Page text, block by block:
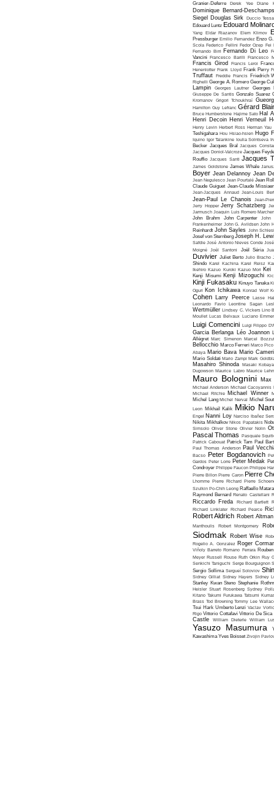
Granier-Deferre
Derek Yee Diane
Dominique Bernard-
Siegel
Douglas Sirk Duccio
Edouard Luntz Edouard
Yang Eldar Riazanov Elem Klimov
Pressburger Emilio Fernandez Enzo
Scola Federico Fellini Fedor Ozep Fei
Fernando Birri Fernando Di Leo
Vancini Francesco Barilli Francesco
Francis Girod Francis Leroi
Henenlotter Frank Lloyd Frank Perry
Truffaut Freddie Francis Friedrich
Righelli George A. Romero George
Lampin Georges Lautner
Georges
Giuseppe De Santis Gonzalo Suarez
Kromanov Grigori Tchoukhraï
Hamilton Guy Lefranc Gérard
Bruce Humberstone Hajime Sato Hal
Henri Decoin Henri Verneuil
Henry Levin Herbert Ross Herman Yau
Teshigahara Hou Hsiao-hsien Hugo
Iquino Igor Talankine Ioulia Solntseva
Becker Jacques Bral Jacques
Jacques Doniol-Valcroze Jacques
Rouffio Jacques Santi Jacques
James Goldstone James Whale
Boyer Jean Delannoy Jean
Jean Negulesco Jean Pourtalé Jean
Claude Guiguet Jean-Claude
Jean-Jacques Annaud Jean-Louis
Jean-Paul Le Chanois
Jean-
Jerry Hopper Jerry Schatzberg
Jarmusch Joaquin Luis Romero
John Brahm
John Carpenter
John
Frankenheimer John G. Avildsen John
Reinhardt John Sayles John
Josef von Sternberg Joseph H.
Safdie José Antonio Nieves Conde
Moigné Joël Santoni Joël Séria
Duvivier Juliet Berto Julio Bracho
Shindo Karel Kachina Karel Reisz
Ikehiro Kazuo Kuroki Kazuo Mori Kei
Kenji Misumi Kenji Mizoguchi
Kinji Fukasaku Kinuyo Tanaka
Oguri Kon Ichikawa Konrad Wolf
Cohen Larry Peerce
Lasse
Leonardo Favio
Leontine Sagan
Wertmüller Lindsey C. Vickers Lino
Moullet Lucas Belvaux Luciano Emmer
Luigi Comencini Luigi Filippo
Garcia Berlanga Léo Joannon
Allégret Marc Simenon Marcel
Bellocchio Marco Ferreri Marco Pico
Abaya Mario Bava Mario
Mario Soldati Mario Zampi Mark
Masahiro Shinoda Masaki
Dugowson Maurice Labro Maurice
Mauro Bolognini Max
Michael Anderson Michael Cacoyannis
Michael Ritchie Michael Winner
Michel Lang Michel Nerval Michel
Leon Mikhaïl Kalik Mikio
Engel Nanni Loy Narciso Ibañez
Nikita Mikhalkov Nikos Papatakis
Simsolo Oliver Stone Olivier Nolin
Pascal Thomas Pasquale
Patrick Cabouat Patrick Tam Paul
Paul Thomas Anderson Paul
Bacso Peter Bogdanovich
Gardos Peter Lorre Peter Medak
Condroyer Philippe Faucon Philippe
Pierre Billon Pierre Caron Pierre
Lhomme Pierre Richard Pierre
Szulkin Po-Chih Leong Raffaello
Raymond Bernard Renato Castellani
Riccardo Freda Richard Bartlett
Richard Linklater Richard Pearce
Robert Aldrich Robert Altman
Manthoulis Robert Montgomery
Siodmak Robert Wise
Rogelio A. Gonzalez Roger
Viñoly Barreto Romano Ferrara
Meyer Russell Rouse Ruth Orkin Ruy
Senkichi Taniguchi Serge Bourguignon
Sergio Sollima Sergueï Soloviov
Sidney Gilliat Sidney Hayers Sidney
Stanley Kwan Steno Stephanie
Heisler Stuart Rosenberg Sydney
Kitano Takumi Furukawa Tatsumi
Brass Tod Browning Tommy Lee
Tsui Hark Umberto Lenzi Vaclav
Rigo Vittorio Cottafavi Vittorio De Sica
Castle William Dieterle William
Yasuzo Masumura
Kawashima Yves Boisset Zivojin